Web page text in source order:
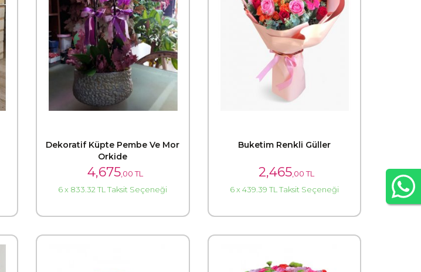
Dekoratif Küpte Pembe Ve Mor
Orkide
4,675,00 TL
6 x 833.32 TL Taksit Seçeneği
Buketim Renkli Güller
2,465 ,00 TL
6 x 439.39 TL Taksit Seçeneği